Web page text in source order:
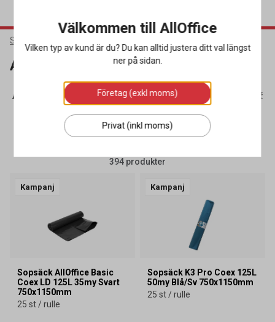
Städ & Hygien
Avfallshantering
Absorbenter & Spillredskap(36) Källsorteringskärl (53)
SORTERA FILTRERA
394 produkter
Kampanj
Sopsäck AllOffice Basic
Coex LD 125L 35my Svart
750x1150mm
25 st / rulle
Kampanj
Sopsäck K3 Pro Coex 125L
50my Blå/Sv 750x1150mm
25 st / rulle
Välkommen till AllOffice
Vilken typ av kund är du? Du kan alltid justera ditt val längst
ner på sidan.
Företag (exkl moms)
Privat (inkl moms)